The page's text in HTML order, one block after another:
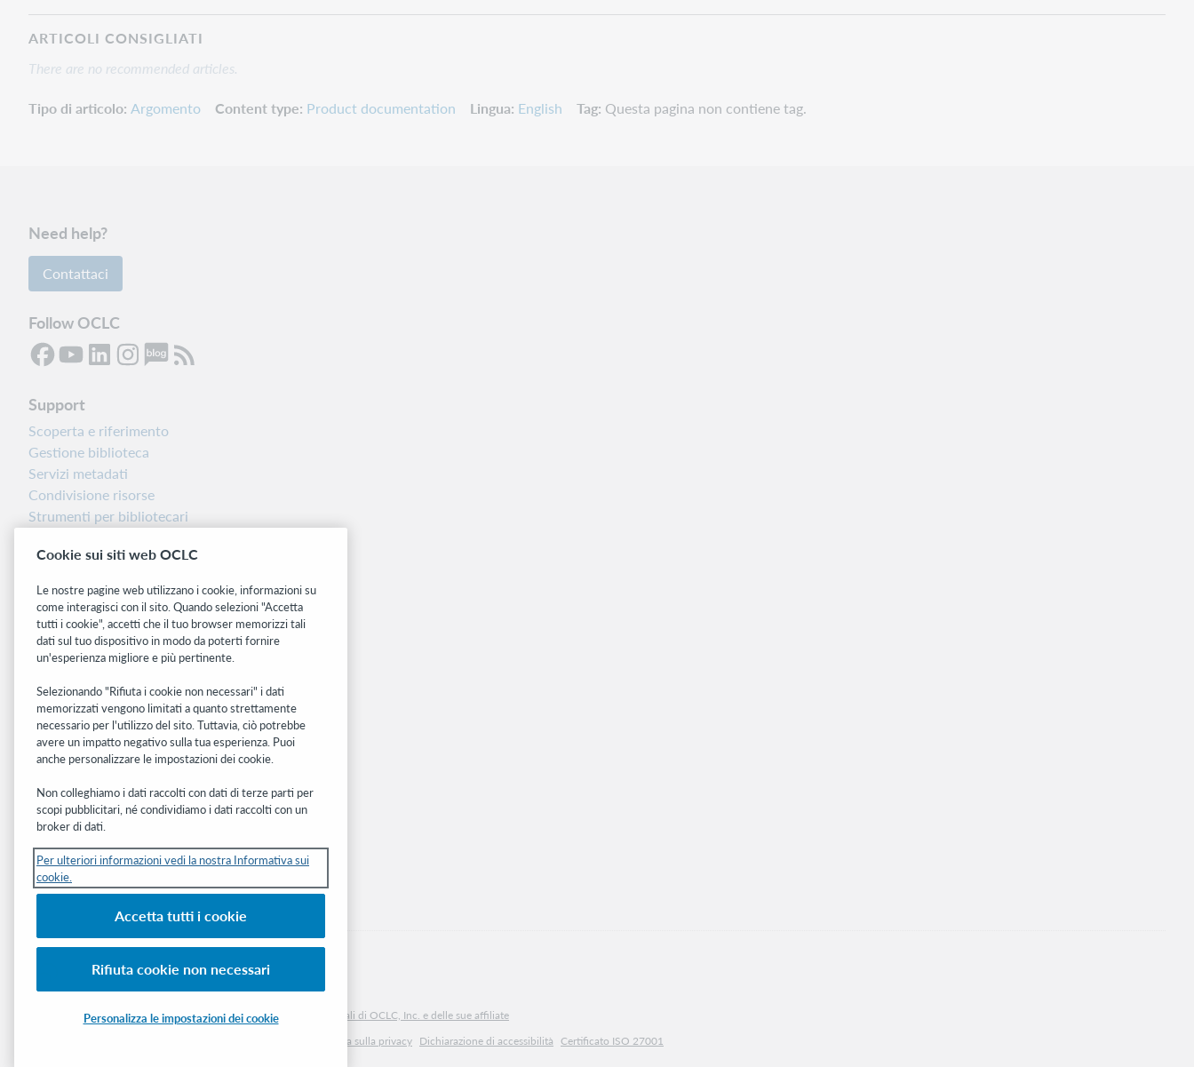
ARTICOLI CONSIGLIATI
There are no recommended articles.
Tipo di articolo Argomento Content type Product documentation Lingua English Tag Questa pagina non contiene tag.
Need help?
Contattaci
Follow OCLC
Support
Scoperta e riferimento
Gestione biblioteca
Servizi metadati
Condivisione risorse
Strumenti per bibliotecari
Dashboard di stato del sistema
Siti correlati
OCLC.org
BibFormats
Community
Ricerca
WebJunction
Rete sviluppatori
Ricevi gli ultimi aggiornamenti di prodotti,
ricerche, eventi e molto altro direttamente
nella tua casella di posta.
Subscribe now
© 2026 OCLC Marchi e/o marchi di servizio nazionali e internazionali di OCLC, Inc. e delle sue affiliate
Informativa sulla privacy Dichiarazione di accessibilità Certificato ISO 27001
Cookie sui siti web OCLC
Le nostre pagine web utilizzano i cookie, informazioni su
come interagisci con il sito. Quando selezioni "Accetta
tutti i cookie", accetti che il tuo browser memorizzi tali
dati sul tuo dispositivo in modo da poterti fornire
un'esperienza migliore e più pertinente.
Selezionando "Rifiuta i cookie non necessari" i dati
memorizzati vengono limitati a quanto strettamente
necessario per l'utilizzo del sito. Tuttavia, ciò potrebbe
avere un impatto negativo sulla tua esperienza. Puoi
anche personalizzare le impostazioni dei cookie.
Non colleghiamo i dati raccolti con dati di terze parti per
scopi pubblicitari, né condividiamo i dati raccolti con un
broker di dati.
Per ulteriori informazioni vedi la nostra Informativa sui
cookie.
Accetta tutti i cookie
Rifiuta cookie non necessari
Personalizza le impostazioni dei cookie